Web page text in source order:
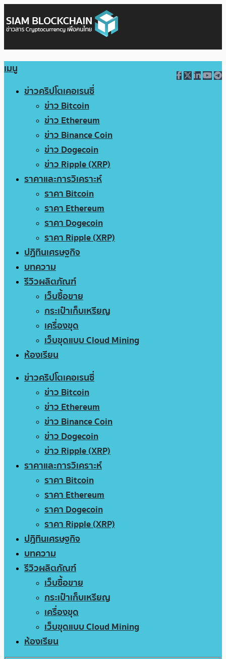
เมนู
ข่าวคริปโตเคอเรนซี่
ข่าว Bitcoin
ข่าว Ethereum
ข่าว Binance Coin
ข่าว Dogecoin
ข่าว Ripple (XRP)
ราคาและการวิเคราะห์
ราคา Bitcoin
ราคา Ethereum
ราคา Dogecoin
ราคา Ripple (XRP)
ปฏิทินเศรษฐกิจ
บทความ
รีวิวผลิตภัณฑ์
เว็บซื้อขาย
กระเป๋าเก็บเหรียญ
เครื่องขุด
เว็บขุดแบบ Cloud Mining
ห้องเรียน
ข่าวคริปโตเคอเรนซี่
ข่าว Bitcoin
ข่าว Ethereum
ข่าว Binance Coin
ข่าว Dogecoin
ข่าว Ripple (XRP)
ราคาและการวิเคราะห์
ราคา Bitcoin
ราคา Ethereum
ราคา Dogecoin
ราคา Ripple (XRP)
ปฏิทินเศรษฐกิจ
บทความ
รีวิวผลิตภัณฑ์
เว็บซื้อขาย
กระเป๋าเก็บเหรียญ
เครื่องขุด
เว็บขุดแบบ Cloud Mining
ห้องเรียน